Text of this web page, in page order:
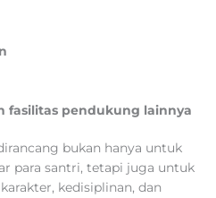
fasilitas pendukung lainnya
bukan hanya untuk
para santri, tetapi juga untuk
kedisiplinan, dan